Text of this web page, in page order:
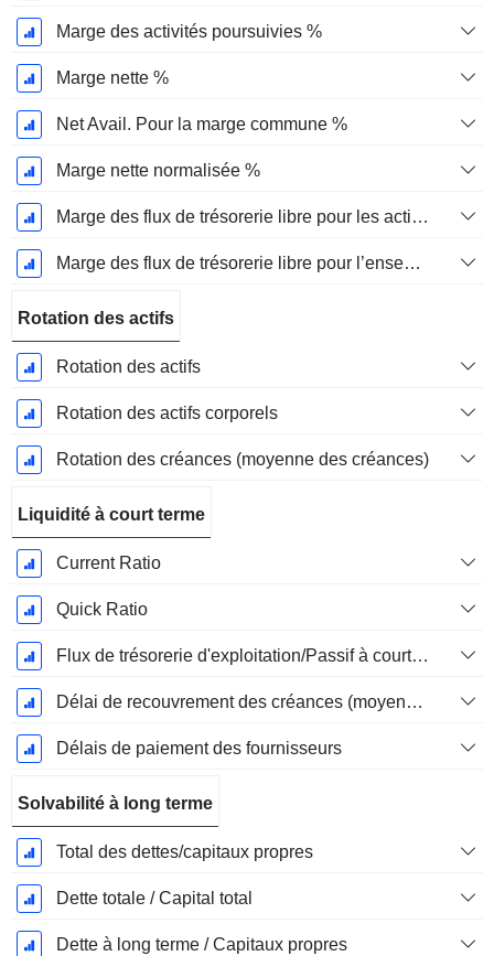
Marge des activités poursuivies %
Marge nette %
Net Avail. Pour la marge commune %
Marge nette normalisée %
Marge des flux de trésorerie libre pour les actionnaires
Marge des flux de trésorerie libre pour l’ensemble des pourvoyeurs de fonds
Rotation des actifs
Rotation des actifs
Rotation des actifs corporels
Rotation des créances (moyenne des créances)
Liquidité à court terme
Current Ratio
Quick Ratio
Flux de trésorerie d'exploitation/Passif à court terme
Délai de recouvrement des créances (moyenne des créances)
Délais de paiement des fournisseurs
Solvabilité à long terme
Total des dettes/capitaux propres
Dette totale / Capital total
Dette à long terme / Capitaux propres